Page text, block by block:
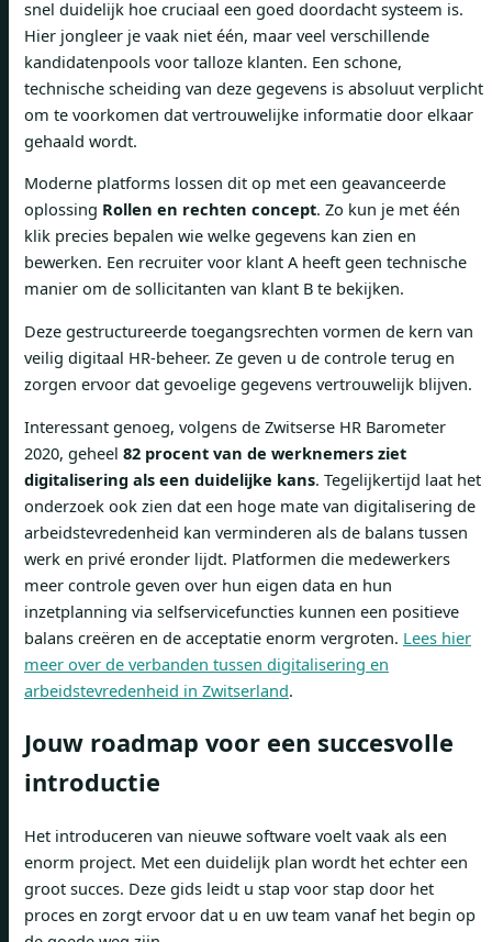
snel duidelijk hoe cruciaal een goed doordacht systeem is.
Hier jongleer je vaak niet één, maar veel verschillende
kandidatenpools voor talloze klanten. Een schone,
technische scheiding van deze gegevens is absoluut verplicht
om te voorkomen dat vertrouwelijke informatie door elkaar
gehaald wordt.
Moderne platforms lossen dit op met een geavanceerde
oplossing Rollen en rechten concept. Zo kun je met één
klik precies bepalen wie welke gegevens kan zien en
bewerken. Een recruiter voor klant A heeft geen technische
manier om de sollicitanten van klant B te bekijken.
Deze gestructureerde toegangsrechten vormen de kern van
veilig digitaal HR-beheer. Ze geven u de controle terug en
zorgen ervoor dat gevoelige gegevens vertrouwelijk blijven.
Interessant genoeg, volgens de Zwitserse HR Barometer
2020, geheel 82 procent van de werknemers ziet
digitalisering als een duidelijke kans. Tegelijkertijd laat het
onderzoek ook zien dat een hoge mate van digitalisering de
arbeidstevredenheid kan verminderen als de balans tussen
werk en privé eronder lijdt. Platformen die medewerkers
meer controle geven over hun eigen data en hun
inzetplanning via selfservicefuncties kunnen een positieve
balans creëren en de acceptatie enorm vergroten. Lees hier
meer over de verbanden tussen digitalisering en
arbeidstevredenheid in Zwitserland.
Jouw roadmap voor een succesvolle
introductie
Het introduceren van nieuwe software voelt vaak als een
enorm project. Met een duidelijk plan wordt het echter een
groot succes. Deze gids leidt u stap voor stap door het
proces en zorgt ervoor dat u en uw team vanaf het begin op